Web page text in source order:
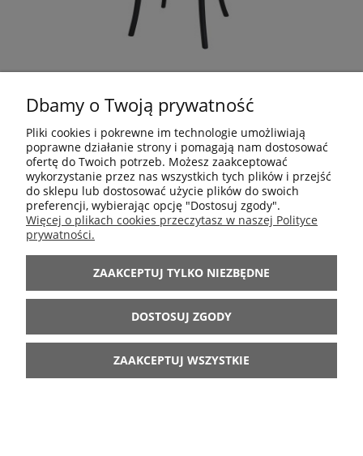
ANTIQUE - ANTYCZNY CZARNY
756,00 zł
Cena regularna:889,00 zł
Najniższa cena:889,00 zł
DO KOSZYKA
-30%
Dbamy o Twoją prywatność
Pliki cookies i pokrewne im technologie umożliwiają
poprawne działanie strony i pomagają nam dostosować
ofertę do Twoich potrzeb. Możesz zaakceptować
wykorzystanie przez nas wszystkich tych plików i przejść
do sklepu lub dostosować użycie plików do swoich
preferencji, wybierając opcję "Dostosuj zgody".
Więcej o plikach cookies przeczytasz w naszej Polityce
prywatności.
ZAAKCEPTUJ TYLKO NIEZBĘDNE
DOSTOSUJ ZGODY
ZAAKCEPTUJ WSZYSTKIE